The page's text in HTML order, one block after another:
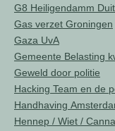
G8 Heiligendamm
Gas verzet Groningen
Gaza UvA
Gemeente Belasting
Geweld door politie
Hacking Team en de
Handhaving
Hennep / Wiet /